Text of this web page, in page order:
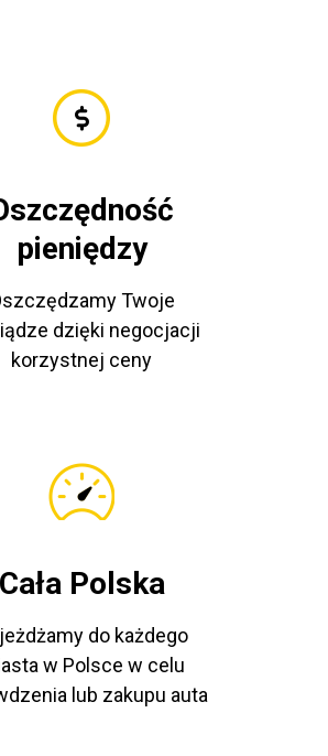
pieniędzy
Twoje
dzięki negocjacji
korzystnej ceny
Cała Polska
do każdego
w Polsce w celu
lub zakupu auta